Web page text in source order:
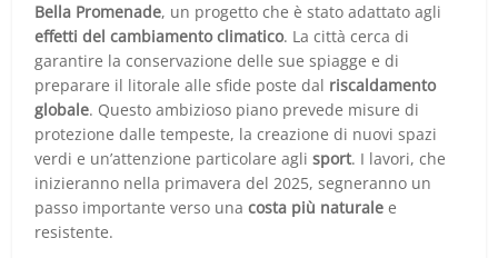
Bella Promenade, un progetto che è stato adattato agli
effetti del cambiamento climatico. La città cerca di
garantire la conservazione delle sue spiagge e di
preparare il litorale alle sfide poste dal riscaldamento
globale. Questo ambizioso piano prevede misure di
protezione dalle tempeste, la creazione di nuovi spazi
verdi e un’attenzione particolare aglisport. I lavori, che
inizieranno nella primavera del 2025, segneranno un
passo importante verso unacosta più naturale e
resistente.